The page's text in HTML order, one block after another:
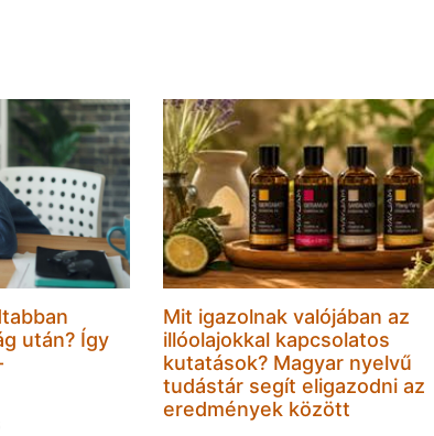
után? Így
Mit igazolnak valójában az
illóolajokkal kapcsolatos
kutatások? Magyar nyelvű
tudástár segít eligazodni az
eredmények között